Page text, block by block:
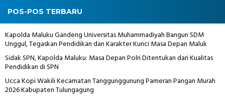
POS-POS TERBARU
Kapolda Maluku Gandeng Universitas Muhammadiyah Bangun SDM
Unggul, Tegaskan Pendidikan dan Karakter Kunci Masa Depan Maluk
Sidak SPN, Kapolda Maluku: Masa Depan Polri Ditentukan dari Kualitas
Pendidikan di SPN
Ucca Kopi Wakili Kecamatan Tanggunggunung Pameran Pangan Murah
2026 Kabupaten Tulungagung